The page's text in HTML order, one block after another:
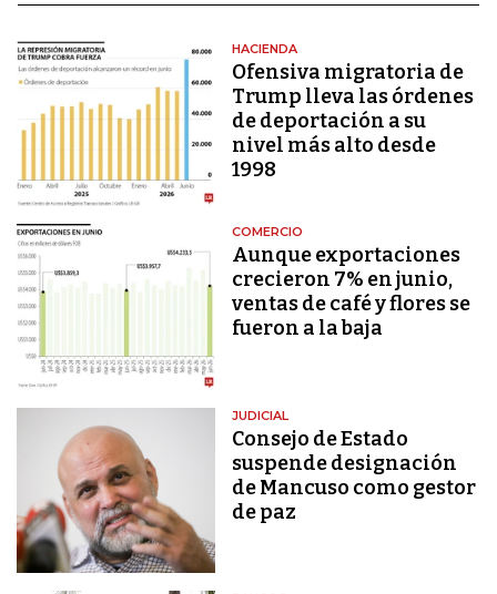
HACIENDA
Ofensiva migratoria de
Trump lleva las órdenes
de deportación a su
nivel más alto desde
1998
COMERCIO
Aunque exportaciones
crecieron 7% en junio,
ventas de café y flores se
fueron a la baja
JUDICIAL
Consejo de Estado
suspende designación
de Mancuso como gestor
de paz